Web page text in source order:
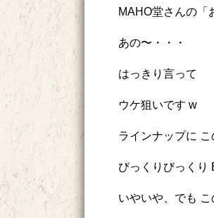
MAHO堂さんの「
あの〜・・・
はっきり言って
ウケ狙いです w
ラインナップに
びっくりびっく
いやいや、でも こ